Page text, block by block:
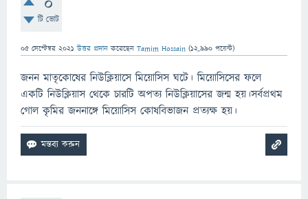
টি ভোট
05 সেপ্টেম্বর 2021 উত্তর প্রদান করেছেন Tamim Hossain (12,990 পয়েন্ট)
জনন মাতৃকোষের নিউক্লিয়াসে মিয়োসিস ঘটে। মিয়োসিসের ফলে
একটি নিউক্লিয়াস থেকে চারটি অপত্য নিউক্লিয়াসের জন্ম হয়।সর্বপ্রথম
গোল কৃমির জননাঙ্গে মিয়োসিস কোষবিভাজন প্রত্যক্ষ হয়।